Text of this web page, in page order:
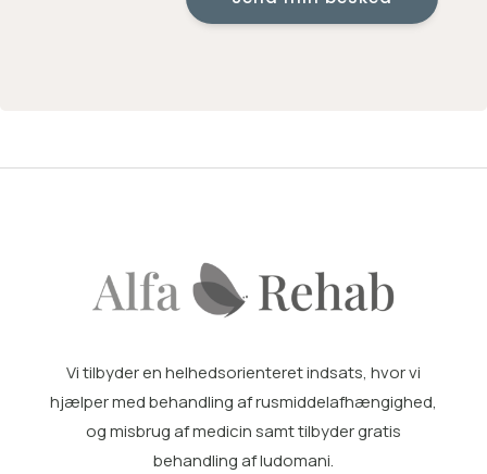
Vi tilbyder en helhedsorienteret indsats, hvor vi
hjælper medbehandling af rusmiddelafhængighed,
og misbrug af medicin samt tilbyder gratis
behandling af ludomani.